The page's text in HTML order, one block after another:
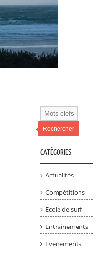
Rechercher
CATÉGORIES
Actualités
Compétitions
Ecole de surf
Entrainements
Evenements